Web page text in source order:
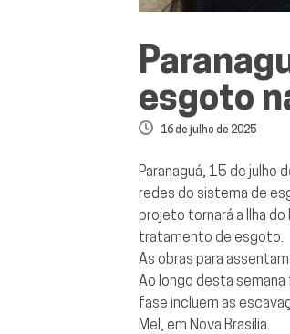
esgoto
16 de julho de 2025
Paranaguá, 15 de julho
redes do sistema de
projeto tornará a Ilha
tratamento de esgoto.
As obras para
Ao longo desta
fase incluem as
Mel, em Nova Brasília.